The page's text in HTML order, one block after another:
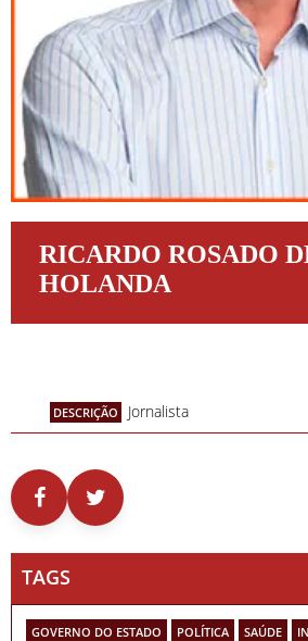
RICARDO ROSADO
HOLANDA
DESCRIÇÃO Jornalista
TAGS
GOVERNO DO ESTADO POLÍTICA SAÚDE